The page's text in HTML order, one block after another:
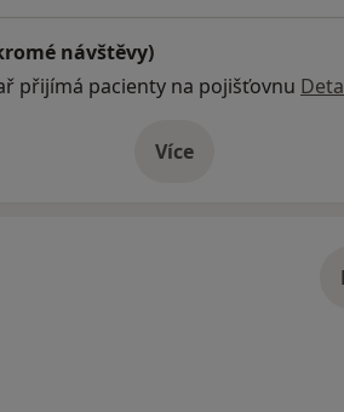
návštěvy)
přijímá pacienty na pojišťovnu
Víceo adrese